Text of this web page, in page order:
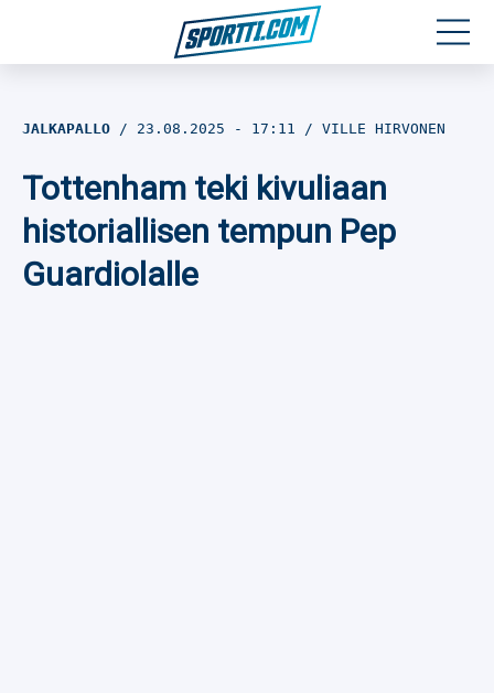
Jalkapallo
Yleisurheilu
JALKAPALLO 23.08.2025 - 17:11 VILLE HIRVONEN
Tottenham teki kivuliaan
historiallisen tempun Pep
Guardiolalle